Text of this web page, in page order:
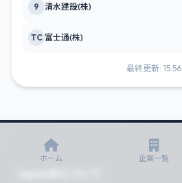
9 清水建設(株)
TC 富士通(株)
最終更新: 15:56
ホーム 企業一覧